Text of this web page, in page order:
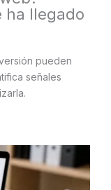
ha llegado
pueden
señales